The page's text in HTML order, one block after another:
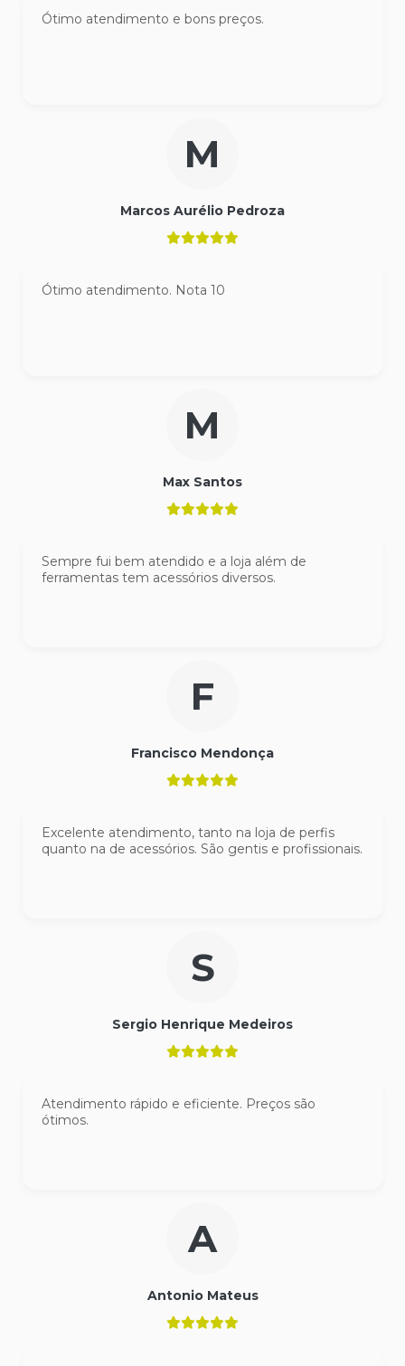
Ótimo atendimento e bons preços.
M
Marcos Aurélio Pedroza
Ótimo atendimento. Nota 10
M
Max Santos
Sempre fui bem atendido e a loja além de
ferramentas tem acessórios diversos.
F
Francisco Mendonça
Excelente atendimento, tanto na loja de perfis
quanto na de acessórios. São gentis e profissionais.
S
Sergio Henrique Medeiros
Atendimento rápido e eficiente. Preços são
ótimos.
A
Antonio Mateus